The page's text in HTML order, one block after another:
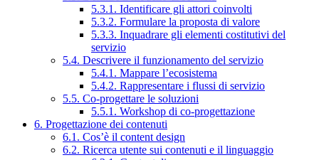
5.3.1. Identificare gli attori coinvolti
5.3.2. Formulare la proposta di valore
5.3.3. Inquadrare gli elementi costitutivi del
servizio
5.4. Descrivere il funzionamento del servizio
5.4.1. Mappare l’ecosistema
5.4.2. Rappresentare i flussi di servizio
5.5. Co-progettare le soluzioni
5.5.1. Workshop di co-progettazione
6. Progettazione dei contenuti
6.1. Cos’è il content design
6.2. Ricerca utente sui contenuti e il linguaggio